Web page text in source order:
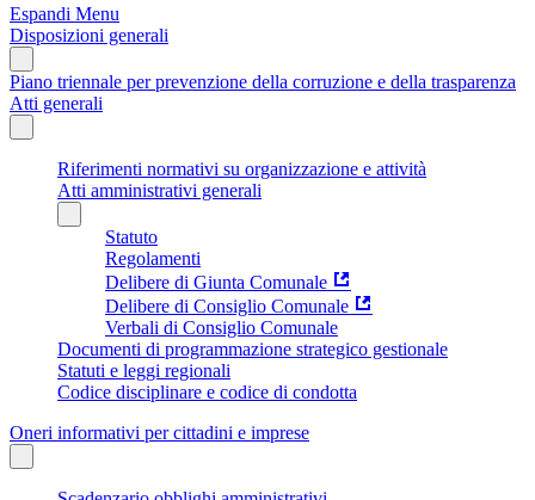
Espandi Menu
Disposizioni generali
Piano triennale per prevenzione della corruzione e della trasparenza
Atti generali
Riferimenti normativi su organizzazione e attività
Atti amministrativi generali
Statuto
Regolamenti
Delibere di Giunta Comunale
Delibere di Consiglio Comunale
Verbali di Consiglio Comunale
Documenti di programmazione strategico gestionale
Statuti e leggi regionali
Codice disciplinare e codice di condotta
Oneri informativi per cittadini e imprese